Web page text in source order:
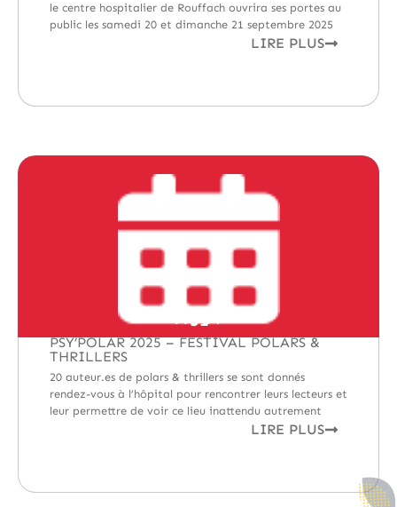
le centre hospitalier de Rouffach ouvrira ses portes au
public les samedi 20 et dimanche 21 septembre 2025
LIRE PLUS
31
AOUT
DÉCOUVERTES,RENCONTRES
PSY’POLAR 2025 – FESTIVAL POLARS &
THRILLERS
20 auteur.es de polars & thrillers se sont donnés
rendez-vous à l’hôpital pour rencontrer leurs lecteurs et
leur permettre de voir ce lieu inattendu autrement
LIRE PLUS